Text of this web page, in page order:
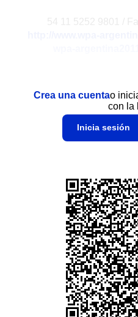
Crea una cuentao
con la
Inicia sesión